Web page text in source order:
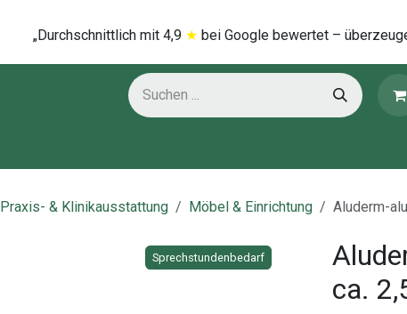
„Durchschnittlich mi​t 4,9 ★ bei Google bewertet –
Praxis- & Klinikausstattung Möbel & Einrichtung Aluderm-
Sprechstundenbedarf
Sprechstundenbedarf
ca.